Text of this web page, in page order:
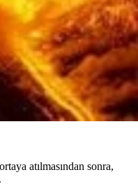
atılmasından sonra,